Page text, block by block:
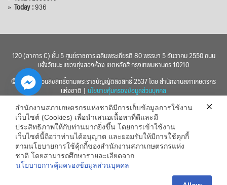
» Today :936
120 (อาคาร C) ชั้น 5 ศูนย์ราชการเฉลิมพระเกียรติ 80 พรรษา 5 ธันวาคม 2550 ถนน
แจ้งวัฒนะ แขวงทุ่งสองห้อง เขตหลักสี่ กรุงเทพมหานคร 10210
© 2560 สงวนลิขสิทธิ์ตามพระราชบัญญัติลิขสิทธิ์ 2537 โดย สำนักงานสภาเกษตรกร
แห่งชาติ | นโยบายคุ้มครองข้อมูลส่วนบุคคล
สำนักงานสภาเกษตรกรแห่งชาติมีการเก็บข้อมูลการใช้งาน
เว็บไซต์ (Cookies) เพื่อนำเสนอเนื้อหาที่ดีและมี
ประสิทธิภาพให้กับท่านมากยิ่งขึ้น โดยการเข้าใช้งาน
เว็บไซต์นี้ถือว่าท่านได้อนุญาต และยอมรับให้มีการใช้คุกกี้
ตามนโยบายการใช้คุ้กกี้ของสำนักงานสภาเกษตรกรแห่ง
ชาติ โดยสามารถศึกษารายละเอียดจาก
นโยบายการคุ้มครองข้อมูลส่วนบุคคล
Hide
chaty